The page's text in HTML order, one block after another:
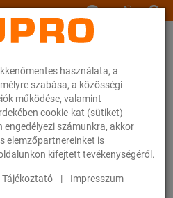
használata, a
szabása, a közösségi
működése, valamint
cookie-kat (sütiket)
engedélyezi számunkra, akkor
elemzőpartnereinket is
kifejtett tevékenységéről.
Tájékoztató | Impresszum
Szerelési anyagok